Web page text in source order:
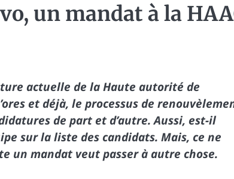
un mandat à la
actuelle de la Haute autorité de
et déjà, le processus de
de part et d’autre. Aussi, est-il
sur la liste des candidats. Mais, ce ne
un mandat veut passer à autre chose.